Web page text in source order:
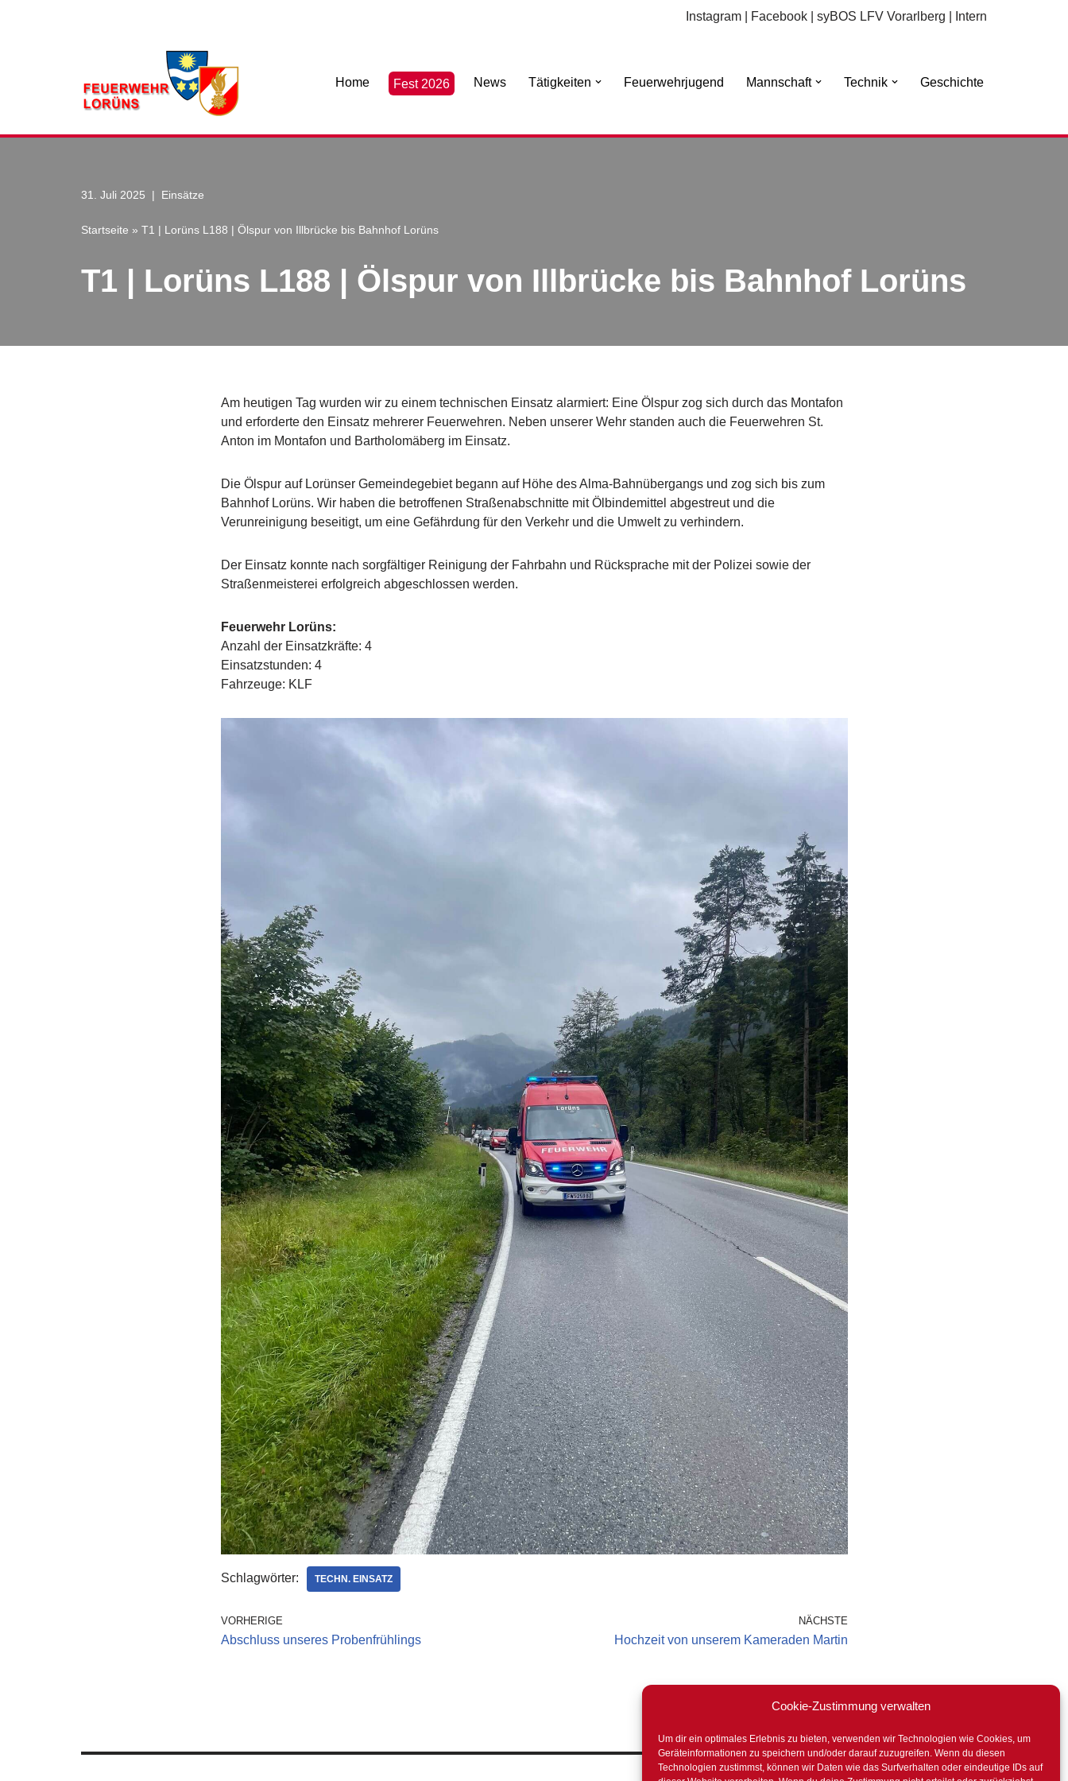
Cookie-Zustimmung verwalten
Um dir ein optimales Erlebnis zu bieten, verwenden wir Technologien wie Cookies, um
Geräteinformationen zu speichern und/oder darauf zuzugreifen. Wenn du diesen
Technologien zustimmst, können wir Daten wie das Surfverhalten oder eindeutige IDs auf
Instagram Facebook syBOS LFV Vorarlberg Intern
Home Fest 2026 News Tätigkeiten Feuerwehrjugend Mannschaft Technik Geschichte
31. Juli 2025 Einsätze
Startseite » T1 | Lorüns L188 | Ölspur von Illbrücke bis Bahnhof Lorüns
T1 | Lorüns L188 | Ölspur von Illbrücke bis Bahnhof Lorüns
Am heutigen Tag wurden wir zu einem technischen Einsatz alarmiert: Eine Ölspur zog sich durch das Montafon
und erforderte den Einsatz mehrerer Feuerwehren. Neben unserer Wehr standen auch die Feuerwehren St.
Anton im Montafon und Bartholomäberg im Einsatz.
Die Ölspur auf Lorünser Gemeindegebiet begann auf Höhe des Alma-Bahnübergangs und zog sich bis zum
Bahnhof Lorüns. Wir haben die betroffenen Straßenabschnitte mit Ölbindemittel abgestreut und die
Verunreinigung beseitigt, um eine Gefährdung für den Verkehr und die Umwelt zu verhindern.
Der Einsatz konnte nach sorgfältiger Reinigung der Fahrbahn und Rücksprache mit der Polizei sowie der
Straßenmeisterei erfolgreich abgeschlossen werden.
Feuerwehr Lorüns:
Anzahl der Einsatzkräfte: 4
Einsatzstunden: 4
Fahrzeuge: KLF
Schlagwörter: TECHN. EINSATZ
VORHERIGE
Abschluss unseres Probenfrühlings
NÄCHSTE
Hochzeit von unserem Kameraden Martin